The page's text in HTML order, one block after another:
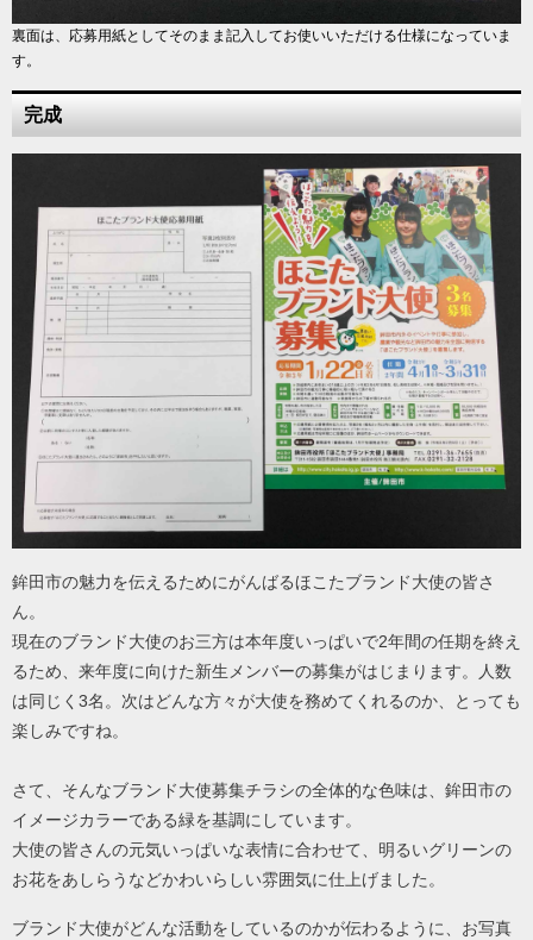
裏面は、応募用紙としてそのまま記入してお使いいただける仕様になっていま
す。
完成
鉾田市の魅力を伝えるためにがんばるほこたブランド大使の皆さ
ん。
現在のブランド大使のお三方は本年度いっぱいで2年間の任期を終え
るため、来年度に向けた新生メンバーの募集がはじまります。人数
は同じく3名。次はどんな方々が大使を務めてくれるのか、とっても
楽しみですね。
さて、そんなブランド大使募集チラシの全体的な色味は、鉾田市の
イメージカラーである緑を基調にしています。
大使の皆さんの元気いっぱいな表情に合わせて、明るいグリーンの
お花をあしらうなどかわいらしい雰囲気に仕上げました。
ブランド大使がどんな活動をしているのかが伝わるように、お写真